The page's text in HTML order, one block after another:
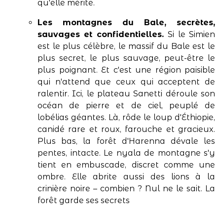
qu'elle mérite.
Les montagnes du Bale, secrètes,
sauvages et confidentielles.Si le Simien
est le plus célèbre, le massif du Bale est le
plus secret, le plus sauvage, peut-être le
plus poignant. Et c'est une région paisible
qui n'attend que ceux qui acceptent de
ralentir. Ici, le plateau Sanetti déroule son
océan de pierre et de ciel, peuplé de
lobélias géantes. Là, rôde le loup d'Éthiopie,
canidé rare et roux, farouche et gracieux.
Plus bas, la forêt d'Harenna dévale les
pentes, intacte. Le nyala de montagne s'y
tient en embuscade, discret comme une
ombre. Elle abrite aussi des lions à la
crinière noire – combien ? Nul ne le sait. La
forêt garde ses secrets